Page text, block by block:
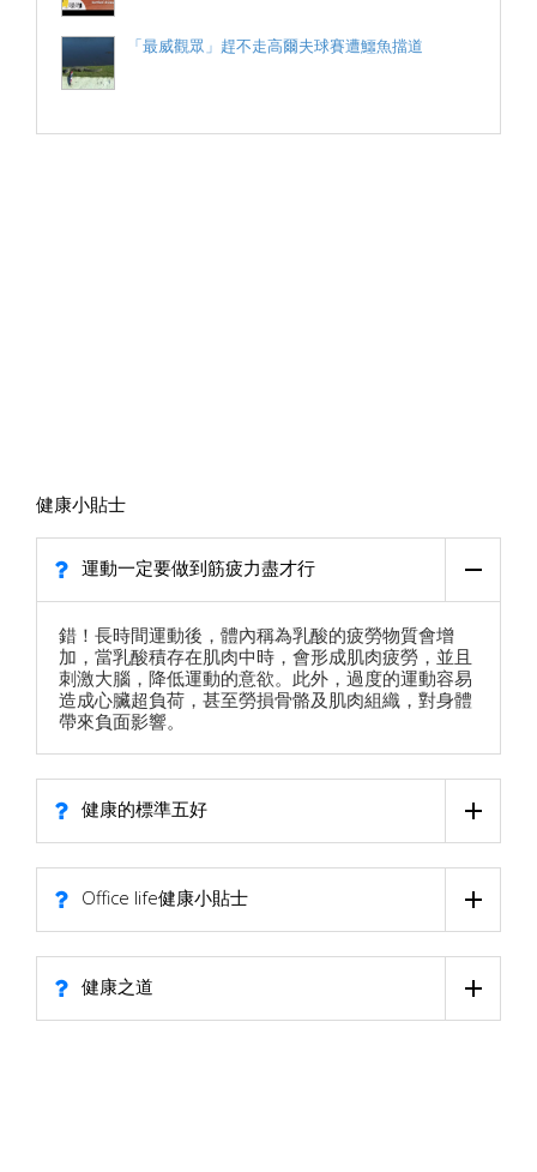
「最威觀眾」趕不走高爾夫球賽遭鱷魚擋道
健康小貼士
運動一定要做到筋疲力盡才行
錯！長時間運動後，體內稱為乳酸的疲勞物質會增
加，當乳酸積存在肌肉中時，會形成肌肉疲勞，並且
刺激大腦，降低運動的意欲。此外，過度的運動容易
造成心臟超負荷，甚至勞損骨骼及肌肉組織，對身體
帶來負面影響。
健康的標準五好
Office life健康小貼士
健康之道